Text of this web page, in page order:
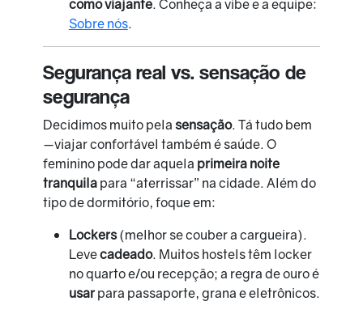
como viajante. Conheça a vibe e a equipe:
Sobre nós.
Segurança real vs. sensação de
segurança
Decidimos muito pela sensação. Tá tudo bem
—viajar confortável também é saúde. O
feminino pode dar aquela primeira noite
tranquilapara “aterrissar” na cidade. Além do
tipo de dormitório, foque em:
Lockers(melhor se couber a cargueira).
Levecadeado. Muitos hostels têm locker
no quarto e/ou recepção; a regra de ouro é
usarpara passaporte, grana e eletrônicos.